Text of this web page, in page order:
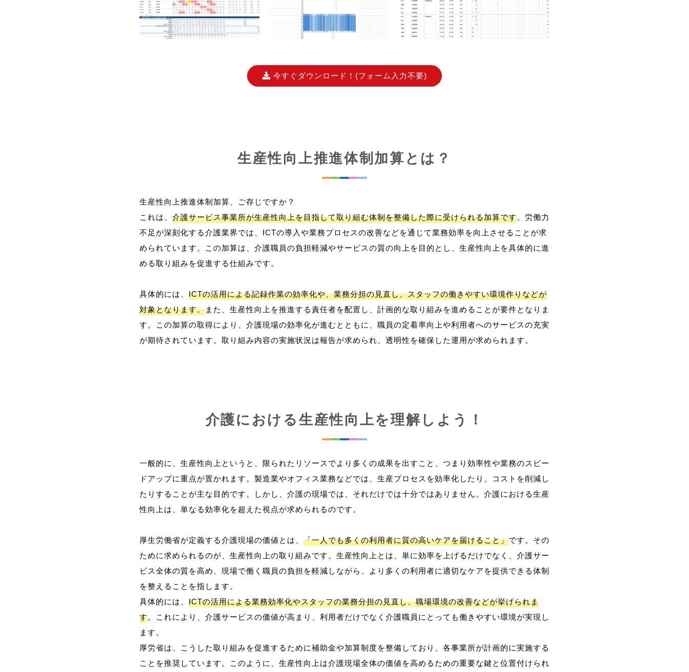
今すぐダウンロード！ (フォーム入力不要)
生産性向上推進体制加算とは？
生産性向上推進体制加算、ご存じですか？
これは、 介護サービス事業所が生産性向上を目指して取り組む体制を整備した際に受けられる加算です。労働力
不足が深刻化する介護業界では、ICTの導入や業務プロセスの改善などを通じて業務効率を向上させることが求
められています。この加算は、介護職員の負担軽減やサービスの質の向上を目的とし、生産性向上を具体的に進
める取り組みを促進する仕組みです。
具体的には、 ICTの活用による記録作業の効率化や、業務分担の見直し、スタッフの働きやすい環境作りなどが
対象となります。また、生産性向上を推進する責任者を配置し、計画的な取り組みを進めることが要件となりま
す。この加算の取得により、介護現場の効率化が進むとともに、職員の定着率向上や利用者へのサービスの充実
介護における生産性向上を理解しよう！
一般的に、生産性向上というと、限られたリソースでより多くの成果を出すこと、つまり効率性や業務のスピー
ドアップに重点が置かれます。製造業やオフィス業務などでは、生産プロセスを効率化したり、コストを削減し
たりすることが主な目的です。しかし、介護の現場では、それだけでは十分ではありません。介護における生産
性向上は、単なる効率化を超えた視点が求められるのです。
厚生労働省が定義する介護現場の価値とは、 「一人でも多くの利用者に質の高いケアを届けること」です。その
ために求められるのが、生産性向上の取り組みです。生産性向上とは、単に効率を上げるだけでなく、介護サー
ビス全体の質を高め、現場で働く職員の負担を軽減しながら、より多くの利用者に適切なケアを提供できる体制
を整えることを指します。
具体的には、 ICTの活用による業務効率化やスタッフの業務分担の見直し、職場環境の改善などが挙げられま
す。これにより、介護サービスの価値が高まり、利用者だけでなく介護職員にとっても働きやすい環境が実現し
ます。
厚労省は、こうした取り組みを促進するために補助金や加算制度を整備しており、各事業所が計画的に実施する
ことを推奨しています。このように、生産性向上は介護現場全体の価値を高めるための重要な鍵と位置付けられ